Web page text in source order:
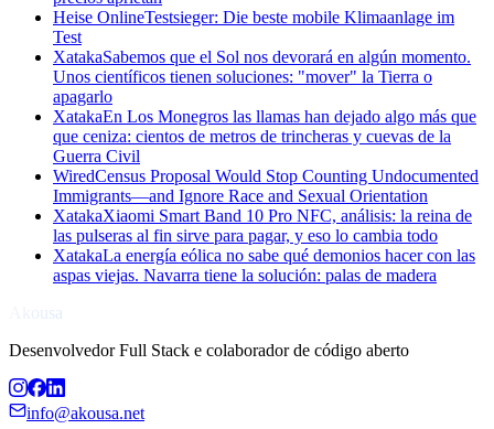
Heise OnlineTestsieger: Die beste mobile Klimaanlage im
Test
XatakaSabemos que el Sol nos devorará en algún momento.
Unos científicos tienen soluciones: "mover" la Tierra o
apagarlo
XatakaEn Los Monegros las llamas han dejado algo más que
que ceniza: cientos de metros de trincheras y cuevas de la
Guerra Civil
WiredCensus Proposal Would Stop Counting Undocumented
Immigrants—and Ignore Race and Sexual Orientation
XatakaXiaomi Smart Band 10 Pro NFC, análisis: la reina de
las pulseras al fin sirve para pagar, y eso lo cambia todo
XatakaLa energía eólica no sabe qué demonios hacer con las
aspas viejas. Navarra tiene la solución: palas de madera
Akousa
Desenvolvedor Full Stack e colaborador de código aberto
info@akousa.net